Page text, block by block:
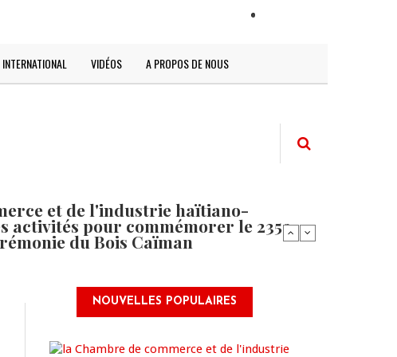
INTERNATIONAL VIDÉOS A PROPOS DE NOUS
et de l'industrie haïtiano-
activités pour commémorer le 235e
du Bois Caïman
NOUVELLES POPULAIRES